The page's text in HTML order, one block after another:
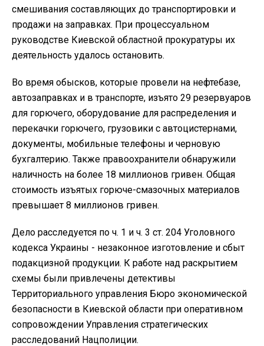
смешивания составляющих до транспортировки и
продажи на заправках. При процессуальном
руководстве Киевской областной прокуратуры их
деятельность удалось остановить.
Во время обысков, которые провели на нефтебазе,
автозаправках и в транспорте, изъято 29 резервуаров
для горючего, оборудование для распределения и
перекачки горючего, грузовики с автоцистернами,
документы, мобильные телефоны и черновую
бухгалтерию. Также правоохранители обнаружили
наличность на более 18 миллионов гривен. Общая
стоимость изъятых горюче-смазочных материалов
превышает 8 миллионов гривен.
Дело расследуется по ч. 1 и ч. 3 ст. 204 Уголовного
кодекса Украины - незаконное изготовление и сбыт
подакцизной продукции. К работе над раскрытием
схемы были привлечены детективы
Территориального управления Бюро экономической
безопасности в Киевской области при оперативном
сопровождении Управления стратегических
расследований Нацполиции.